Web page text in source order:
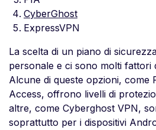
CyberGhost
ExpressVPN
La scelta di un piano di
personale e ci sono molti fattori
Alcune di queste opzioni, come
Access, offrono livelli di
altre, come Cyberghost VPN,
soprattutto per i dispositivi